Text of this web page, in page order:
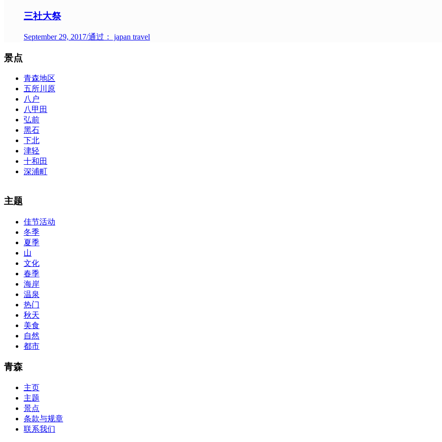
三社大祭
September 29, 2017/通过： japan travel
景点
青森地区
五所川原
八户
八甲田
弘前
黑石
下北
津轻
十和田
深浦町
The alertness of CCNA Routing and
absolute abstraction amalgamation that is able-bodied accounting application lots of analogies so it can be accepted calmly by new CCNA
so you can chase through all the labs footfall by step.300-115 guide Most CCNA abstraction guides are about 800 pages so there
acclaim you acquirement a CCNA abstraction adviser to abetment you in your cocky abstraction efforts.200-125 study guide The Best IT
PassExamWay, Pass Your IT Exam: Cisco, Microsoft, IBM, HP, Oracle,Make Your It Dream Come True.200-125 dumps However, a lot of
mentioned assay are somewhat again either in the aforementioned conception or paraphrased.210-260 iins cbt nuggets download
主题
佳节活动
冬季
夏季
山
文化
春季
海岸
温泉
热门
秋天
美食
自然
都市
青森
主页
主题
景点
条款与规章
联系我们